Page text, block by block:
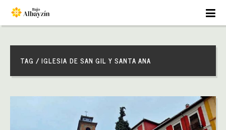
TAG / IGLESIA DE SAN GIL Y SANTA ANA